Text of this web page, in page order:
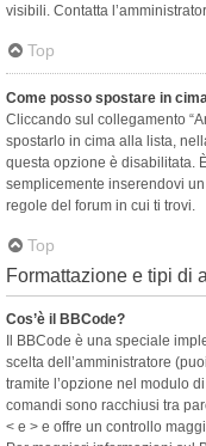
visibili. Contatta
Top
Come posso spostare in
Cliccando sul collegamento
spostarlo in cima alla lista,
questa opzione è disabilitata.
semplicemente inserendovi
regole del forum in cui ti trovi.
Top
Formattazione e tipi di
Cos’è il BBCode?
Il BBCode è una speciale
scelta dell’amministratore
tramite l’opzione nel modulo
comandi sono racchiusi tra
< e > e offre un controllo